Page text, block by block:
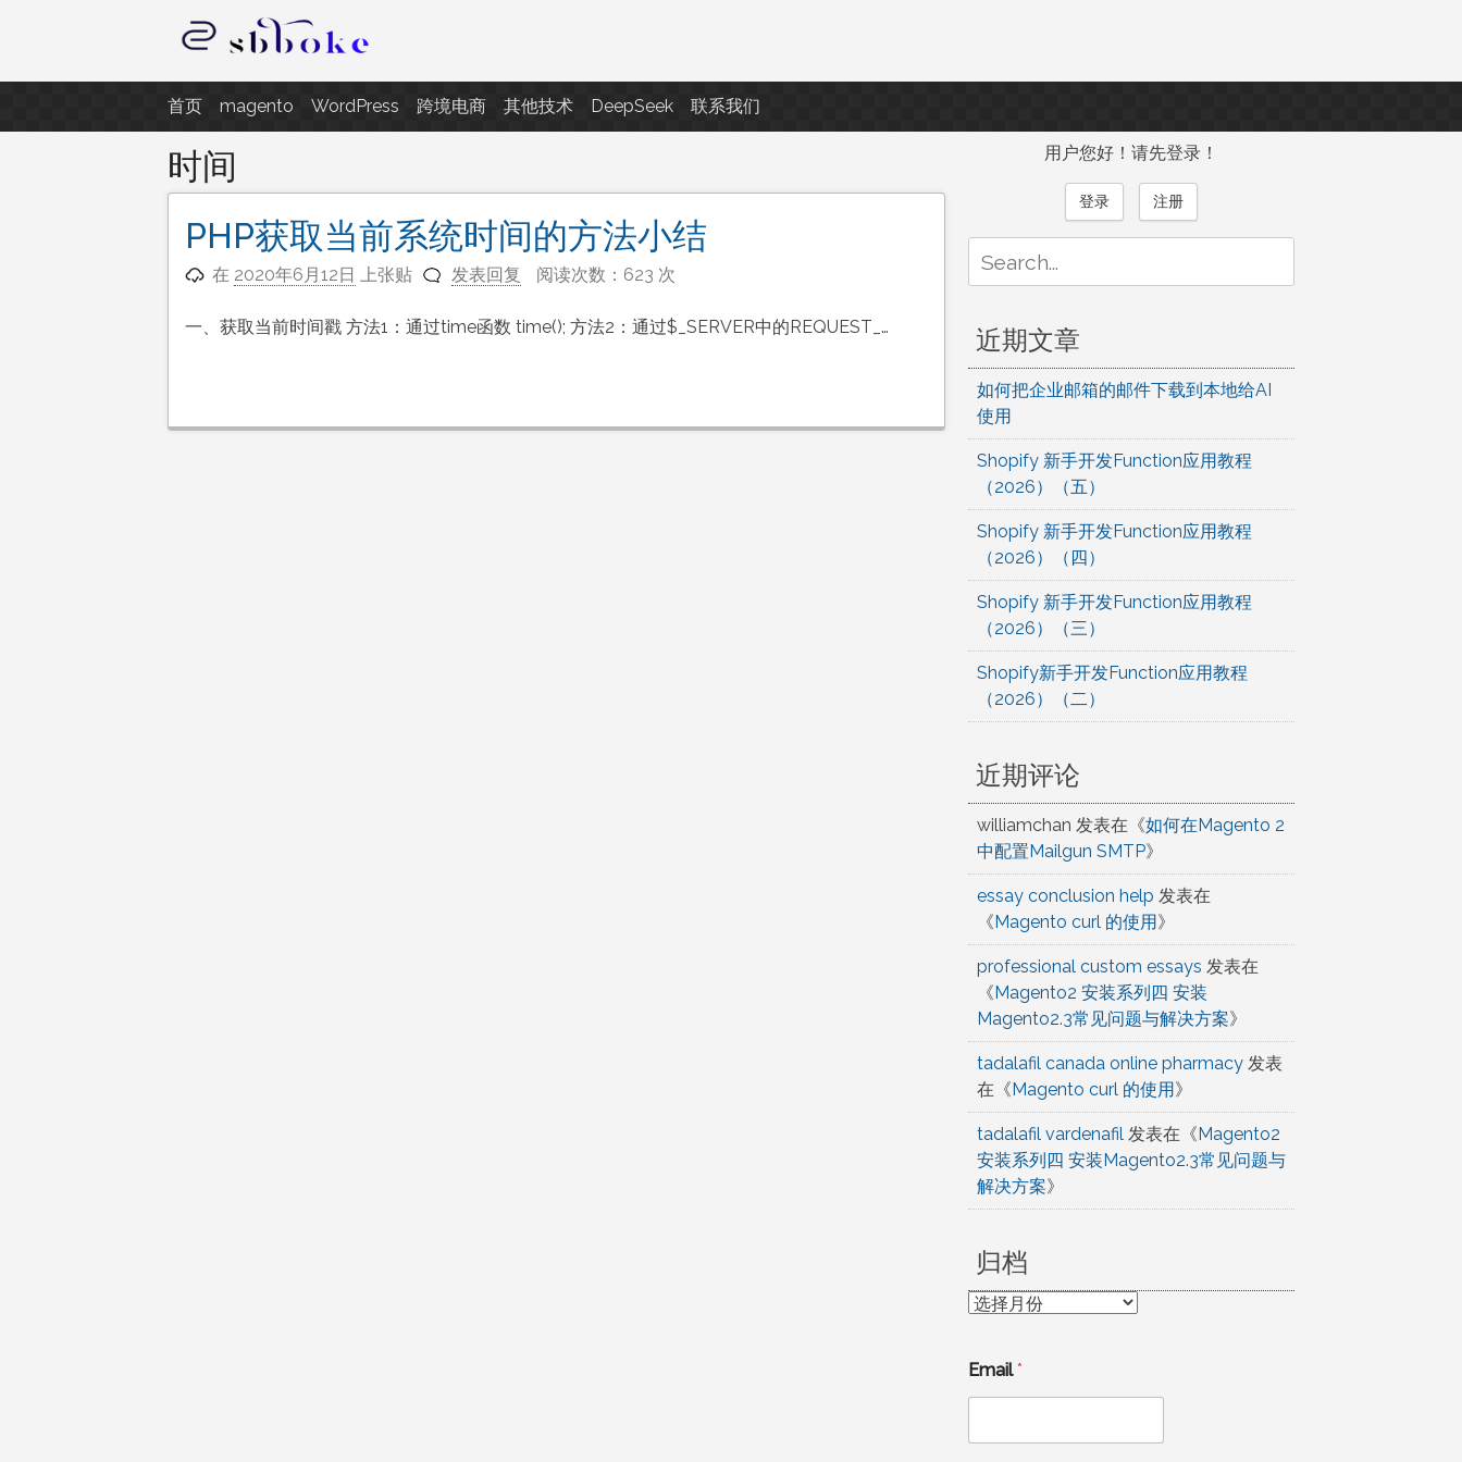
至
内
容
记录跨境电商独立站开发遇到的点点滴滴
首页 magento WordPress 跨境电商 其他技术 DeepSeek 联系我们
时间
PHP获取当前系统时间的方法小结
在 2020年6月12日 上张贴 发表回复 阅读次数：623 次
一、获取当前时间戳 方法1：通过time函数 time(); 方法2：通过$_SERVER中的REQUEST_…
用户您好！请先登录！
登录 注册
for:
近期文章
如何把企业邮箱的邮件下载到本地给AI
使用
Shopify 新手开发Function应用教程
（2026）（五）
Shopify 新手开发Function应用教程
（2026）（四）
Shopify 新手开发Function应用教程
（2026）（三）
Shopify新手开发Function应用教程
（2026）（二）
近期评论
williamchan 发表在《如何在Magento 2
中配置Mailgun SMTP》
essay conclusion help 发表在
《Magento curl 的使用》
professional custom essays 发表在
《Magento2 安装系列四 安装
Magento2.3常见问题与解决方案》
tadalafil canada online pharmacy发表
在《Magento curl 的使用》
tadalafil vardenafil发表在《Magento2
安装系列四 安装Magento2.3常见问题与
解决方案》
归档
归
Email*